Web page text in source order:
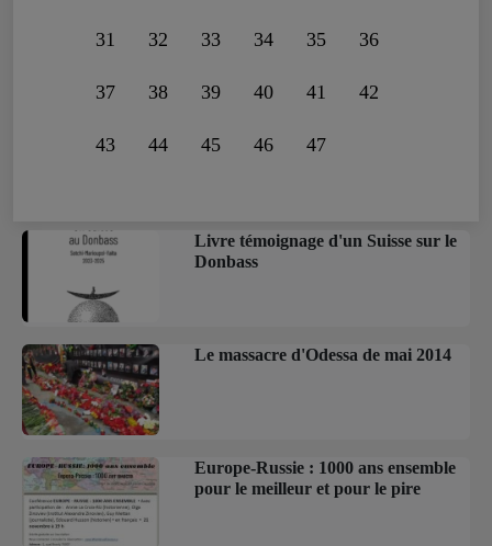
31 32 33 34 35 36
37 38 39 40 41 42
43 44 45 46 47
Livre témoignage d'un Suisse sur le
Donbass
Le massacre d'Odessa de mai 2014
Europe-Russie : 1000 ans ensemble
pour le meilleur et pour le pire